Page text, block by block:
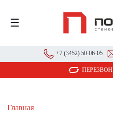
☰
+7 (3452) 50-06-05
Главная